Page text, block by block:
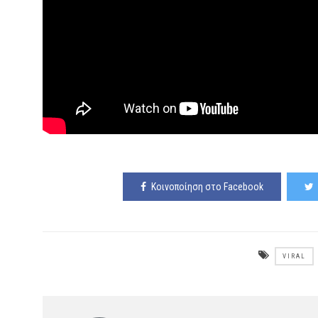
Κοινοποίηση στο Facebook
VIRAL